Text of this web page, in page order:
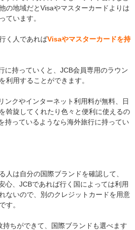
の地域だとVisaやマスターカードよりは
ています。
く人であればVisaやマスターカードを持
に持っていくと、JCB会員専用のラウン
利用することができます。
ンクやインターネット利用料が無料、日
斡旋してくれたり色々と便利に使えるの
持っているようなら海外旅行に持ってい
人は自分の国際ブランドを確認して、
心、JCBであれば行く国によっては利用
ないので、別のクレジットカードを用意
す。
ちができて、国際ブランドも選べます